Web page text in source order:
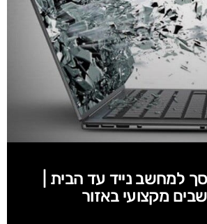
למחשב נייד עד הבית |
מקצועי באזור